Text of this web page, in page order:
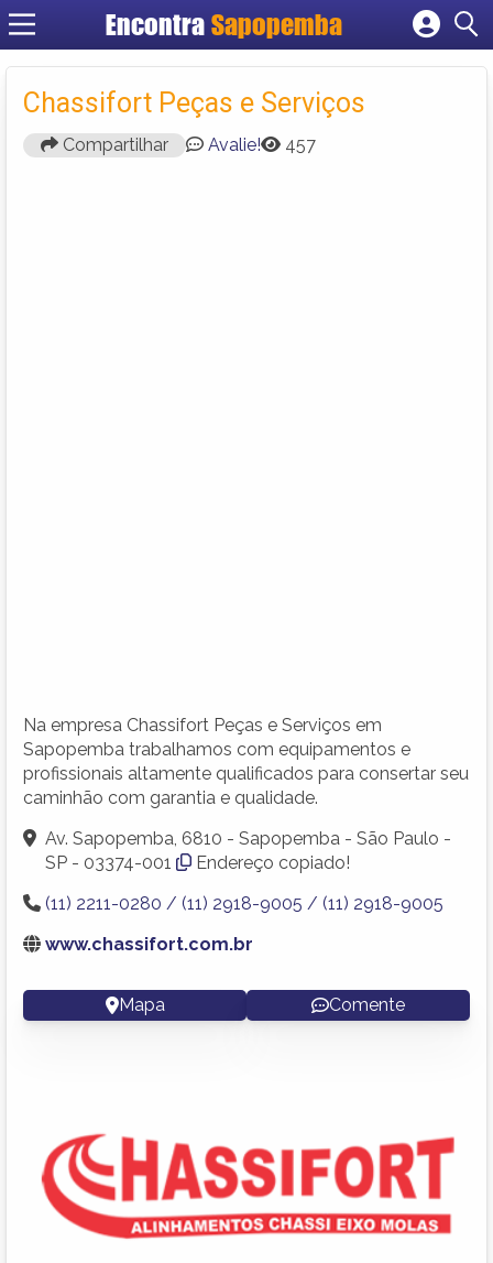
Encontra Sapopemba
Cadastrar empresa
Criar conta
Chassifort Peças e Serviços
Compartilhar Avalie! 457
Na empresa Chassifort Peças e Serviços em
Sapopemba trabalhamos com equipamentos e
profissionais altamente qualificados para consertar seu
caminhão com garantia e qualidade.
Av. Sapopemba, 6810 - Sapopemba - São Paulo -
SP - 03374-001
Endereço copiado!
(11) 2211-0280 / (11) 2918-9005 / (11) 2918-9005
www.chassifort.com.br
Mapa Comente